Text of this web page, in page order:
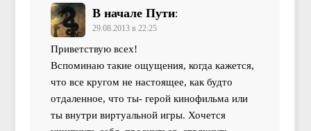
В начале Пути:
29.08.2013 в 22:25
Приветствую всех!
Вспоминаю такие ощущения, когда кажется,
что все кругом не настоящее, как будто
отдаленное, что ты- герой кинофильма или
ты внутри виртуальной игры. Хочется